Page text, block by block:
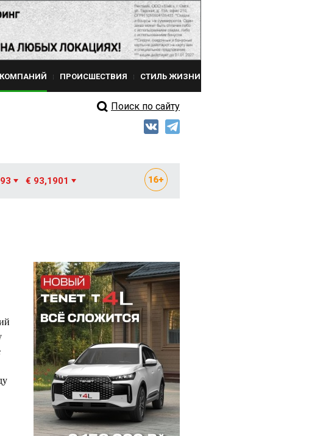
ПРОИСШЕСТВИЯ СТИЛЬ ЖИЗНИ
Поиск по сайту
€ 93,1901